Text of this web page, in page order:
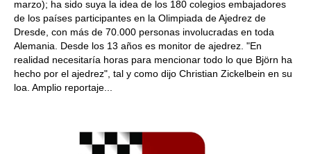
marzo); ha sido suya la idea de los 180 colegios embajadores
de los países participantes en la Olimpiada de Ajedrez de
Dresde, con más de 70.000 personas involucradas en toda
Alemania. Desde los 13 años es monitor de ajedrez. "En
realidad necesitaría horas para mencionar todo lo que Björn ha
hecho por el ajedrez", tal y como dijo Christian Zickelbein en su
loa. Amplio reportaje...